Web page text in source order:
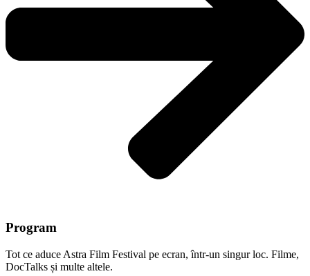
Program
Tot ce aduce Astra Film Festival pe ecran, într-un singur loc. Filme,
DocTalks și multe altele.